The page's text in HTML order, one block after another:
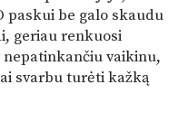
paskui be galo skaudu
geriau renkuosi
vaikinu,
svarbu turėti kažką